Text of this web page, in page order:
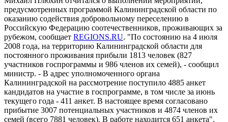
предусмотренных программой Калининградской области по
оказанию содействия добровольному переселению в
Российскую Федерацию соотечественников, проживающих за
рубежом, сообщает REGIONS.RU. "По состоянию на 4 июля
2008 года, на территорию Калининградской области для
постоянного проживания прибыли 1813 человек (827
участников госпрограммы и 986 членов их семей), - сообщил
министр. - В адрес уполномоченного органа
Калининградской на рассмотрение поступило 4885 анкет
кандидатов на участие в госпрограмме, в том числе за июнь
текущего года - 411 анкет. В настоящее время согласовано
прибытие 3007 потенциальных участников и 4874 членов их
семей (всего 7881 человек). В работе находится 651 анкета".